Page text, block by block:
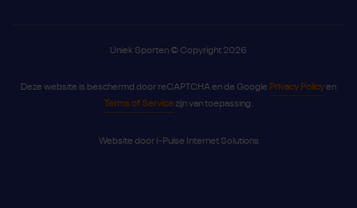
Uniek Sporten © Copyright 2026
Deze website is beschermd door reCAPTCHA en de Google Privacy Policyen
Terms of Servicezijn van toepassing.
Website door I-Pulse Internet Solutions